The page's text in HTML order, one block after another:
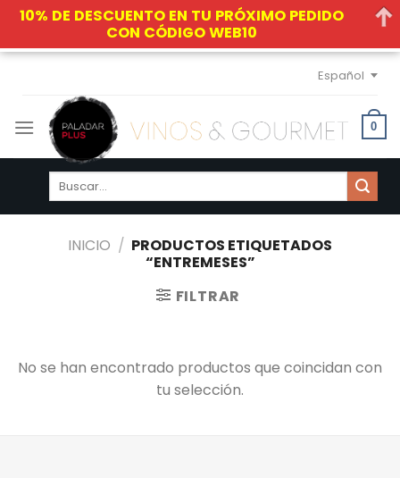
Skip
content
Español
0
Buscar
INICIO / PRODUCTOS ETIQUETADOS
“ENTREMESES”
FILTRAR
No se han encontrado productos que coincidan con
tu selección.
10% DE DESCUENTO EN TU PRÓXIMO PEDIDO
CON CÓDIGO WEB10